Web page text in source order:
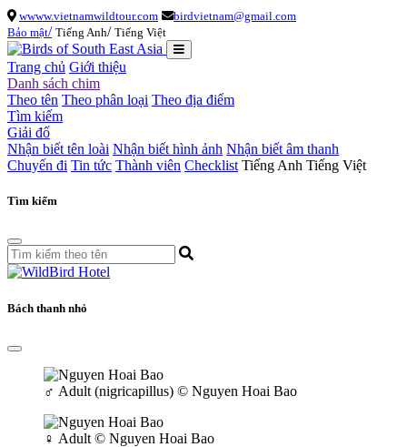
wwww.vietnamwildtour.com
birdvietnam@gmail.com
Bảo mật/ Tiếng Anh/ Tiếng Việt
Trang chủ Giới thiệu
Danh sách chim
Theo tên Theo phân loại Theo địa điểm
Tìm kiếm
Giải đố
Nhận biết tên loài Nhận biết hình ảnh Nhận biết âm thanh
Chuyến đi Tin tức Thành viên Checklist Tiếng Anh Tiếng Việt
Tìm kiếm
Bách thanh nhỏ
♂ Adult (nigricapillus) © Nguyen Hoai Bao
♀ Adult © Nguyen Hoai Bao